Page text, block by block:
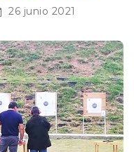
26 junio 2021